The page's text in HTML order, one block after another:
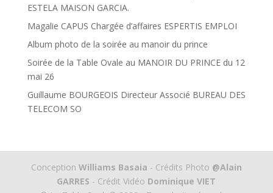
ESTELA MAISON GARCIA.
Magalie CAPUS Chargée d’affaires ESPERTIS EMPLOI
Album photo de la soirée au manoir du prince
Soirée de la Table Ovale au MANOIR DU PRINCE du 12
mai 26
Guillaume BOURGEOIS Directeur Associé BUREAU DES
TELECOM SO
Conception Williams Basaia - Crédits Photo @Alain
GARRES - Crédit Vidéo Dominique VIET